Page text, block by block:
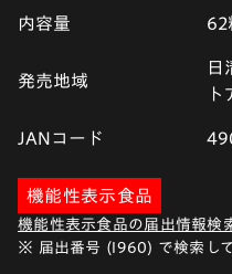
内容量 62
発売地域
日
ト
JANコード
機能性表示食品
機能性表示食品の届出情報検
※ 届出番号 (I960) で検索して